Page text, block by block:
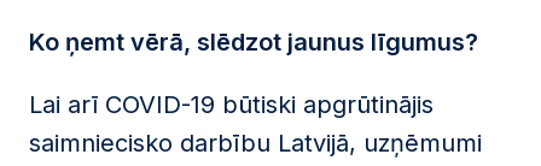
Ko ņemt vērā, slēdzot jaunus līgumus?
Lai arī COVID-19 būtiski apgrūtinājis
saimniecisko darbību Latvijā, uzņēmumi